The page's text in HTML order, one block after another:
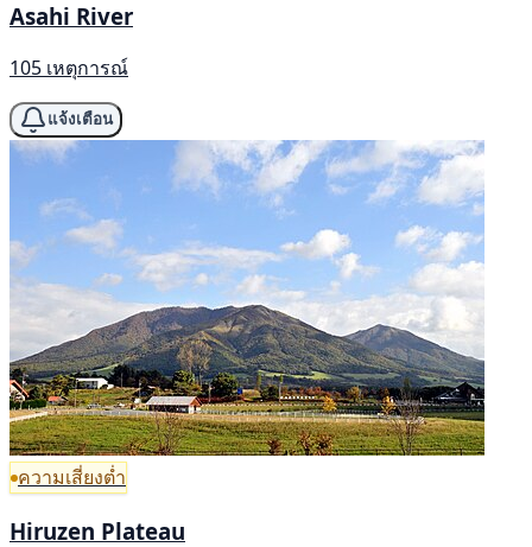
Asahi River
105 เหตุการณ์
แจ้งเตือน
ความเสี่ยงต่ำ
Hiruzen Plateau